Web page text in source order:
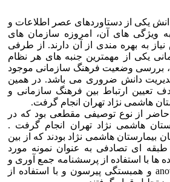
های
فرهنگ
سازمانی
و
مديريت
دانش
يکی از دستاوردهای عصر اطلاعات و
ويژگی های آن، امروزه سازمان های
به بهره مندی از آن دارند. از طرفی
يکی از مهمترين جنبه های هر نظام
بررسی وضعيت فرهنگ سازمانی موجود
مديريت دانش ضروری می باشد. در همين
تعيين ارتباط بين فرهنگ سازمانی و
هاشمی نژاد تهران انجام گرفت.
از نوع توصيفی مقطعی بود که در
در بيمارستان هاشمی نژاد تهران انجام گرفت .
بيمارستان هاشمی نژاد بودند که از بين
صورت طبقه ای تصادفی به عنوان نمونه مورد
ها با استفاده از پرسشنامه جمع آوری و
با آزمون های anova، t-Test و همبستگی پيرسون و با استفاده از